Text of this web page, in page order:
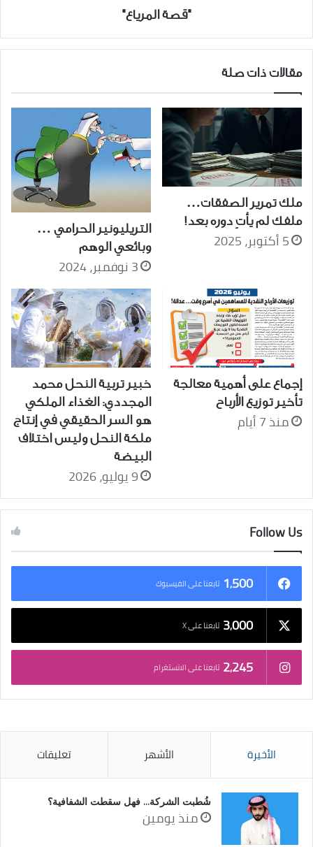
"قصة المرياع"
مقالات ذات صلة
ملك تمرير الصفقات…
ملفك لم يأتِ دوره بعد!
5 أكتوبر، 2025
التريليونير الحرامي …
وبائعي الوهم
3 نوفمبر، 2024
إجماع على أهمية معالجة
تأخير توزيع الأرباح
منذ 7 أيام
خبير تربية النحل محمد
المجددي: الغذاء الملكي
هو السر الحقيقي في إنتاج
ملكة النحل وليس اختلاف
البيضة
9 يوليو، 2026
Follow Us
1٬500 تابعنا على الفيسبوك
3٬000 تابعنا على X
2٬245 تابعنا على الانستغرام
الأخيرة الأشهر تعليقات
شُطبت الشركة… فهل سقطت الشفافية؟
منذ يومين